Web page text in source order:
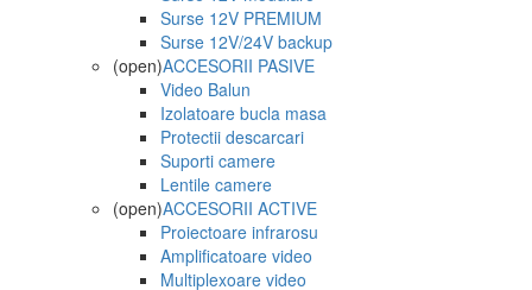
Surse 12V PREMIUM
Surse 12V/24V backup
(open)ACCESORII PASIVE
Video Balun
Izolatoare bucla masa
Protectii descarcari
Suporti camere
Lentile camere
(open)ACCESORII ACTIVE
Proiectoare infrarosu
Amplificatoare video
Multiplexoare video